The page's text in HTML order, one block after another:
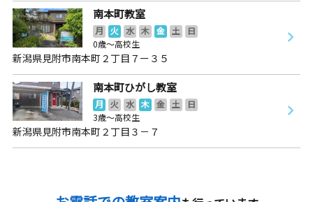
南本町教室
月 火 水 木 金 土
日
0歳～高校生
新潟県見附市南本町２丁目７ー３５
南本町ひがし教室
月 火 水 木 金 土
日
3歳～高校生
新潟県見附市南本町２丁目３－７